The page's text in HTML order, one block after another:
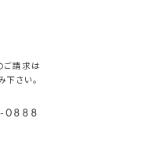
ご請求は
さい。
0888